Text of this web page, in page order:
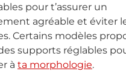
pour t’assurer un
agréable et éviter
Certains modèles
supports réglables
à ta morphologie.